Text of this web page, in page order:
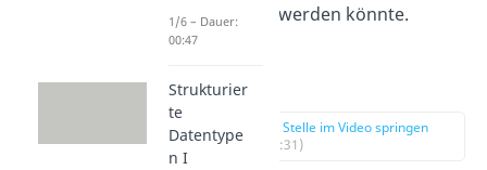
niemals wahr werden könnte.
Regeln
zur Stelle im Video springen
(03:31)
1/6 – Dauer:
00:47
Strukturier
te
Datentype
n I